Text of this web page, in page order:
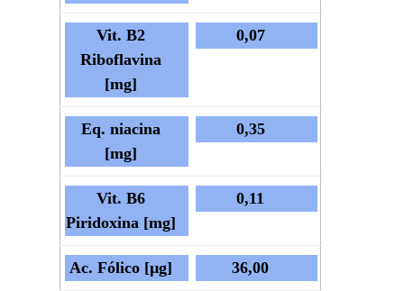
Vit. B2
Riboflavina
[mg]
0,07
Eq. niacina
[mg]
0,35
Vit. B6
Piridoxina [mg]
0,11
Ac. Fólico [µg] 36,00